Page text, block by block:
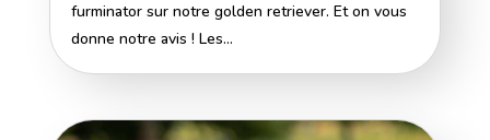
furminator sur notre golden retriever. Et on vous
donne notre avis ! Les...